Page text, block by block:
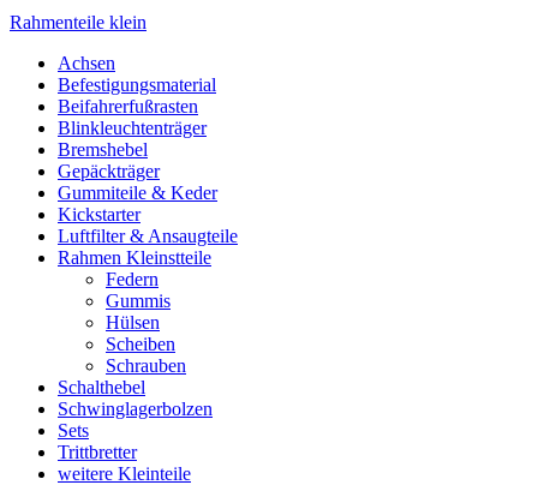
Rahmenteile klein
Achsen
Befestigungsmaterial
Beifahrerfußrasten
Blinkleuchtenträger
Bremshebel
Gepäckträger
Gummiteile & Keder
Kickstarter
Luftfilter & Ansaugteile
Rahmen Kleinstteile
Federn
Gummis
Hülsen
Scheiben
Schrauben
Schalthebel
Schwinglagerbolzen
Sets
Trittbretter
weitere Kleinteile